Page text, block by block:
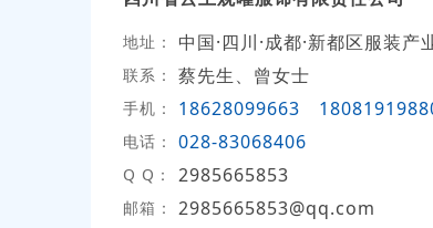
地址： 中国·四川·成都·新都区服装产
联系： 蔡先生、曾女士
手机： 18628099663
电话： 028-83068406
Q Q： 2985665853
邮箱： 2985665853@qq.com